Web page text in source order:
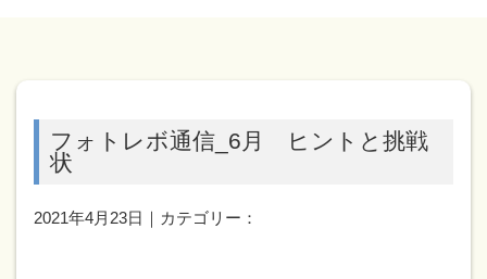
フォトレボ通信_6月 ヒントと挑戦
状
2021年4月23日｜カテゴリー：